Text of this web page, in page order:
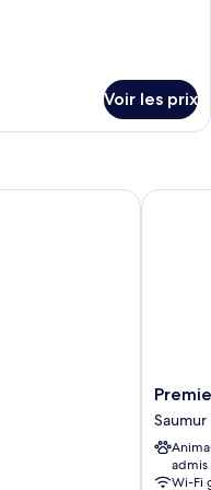
Voir les prix
Classe
Saumur
Saumur
Saumur
admis
Wi-Fi